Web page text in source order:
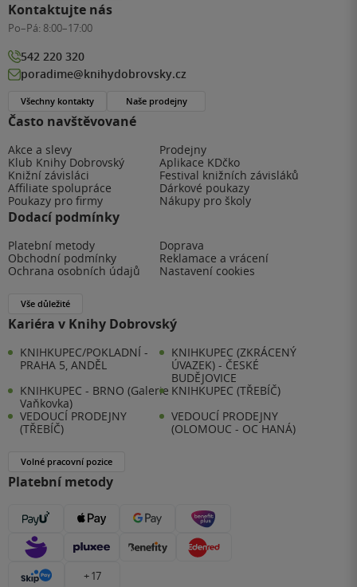
Často navštěvované
Akce a slevy
Prodejny
Klub Knihy Dobrovský
Aplikace KDčko
Knižní závisláci
Festival knižních závisláků
Affiliate spolupráce
Dárkové poukazy
Poukazy pro firmy
Nákupy pro školy
Dodací podmínky
Platební metody
Doprava
Obchodní podmínky
Reklamace a vrácení
Ochrana osobních údajů
Nastavení cookies
Vše důležité
Kariéra v Knihy Dobrovský
KNIHKUPEC/POKLADNÍ -
PRAHA 5, ANDĚL
KNIHKUPEC (ZKRÁCENÝ
ÚVAZEK) - ČESKÉ
BUDĚJOVICE
KNIHKUPEC - BRNO (Galerie
Vaňkovka)
KNIHKUPEC (TŘEBÍČ)
VEDOUCÍ PRODEJNY
(TŘEBÍČ)
VEDOUCÍ PRODEJNY
(OLOMOUC - OC HANÁ)
Volné pracovní pozice
Platební metody
+ 17
Kontaktujte nás
Po–Pá: 8:00–17:00
542 220 320
poradime@knihydobrovsky.cz
Všechny kontakty Naše prodejny